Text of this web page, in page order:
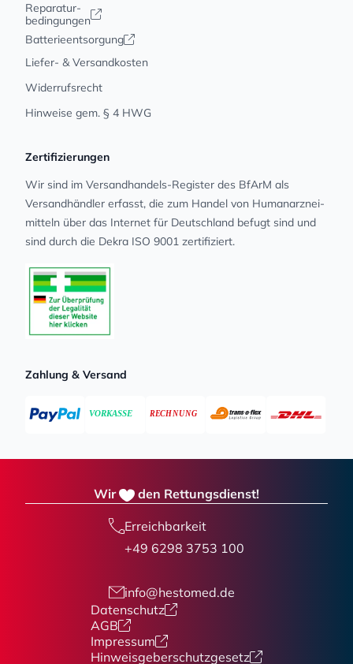
Reparatur-
bedingungen
Batterieentsorgung
Liefer- & Versandkosten
Widerrufsrecht
Hinweise gem. § 4 HWG
Zertifizierungen
Wir sind im Versandhandels-Register des BfArM als
Versandhändler erfasst, die zum Handel von Human­arz­nei­
mit­teln über das Internet für Deutschland befugt sind und
sind durch die Dekra ISO 9001 zertifiziert.
Zahlung & Versand
Wir den Rettungsdienst!
Erreichbarkeit
+49 6298 3753 100
info@hestomed.de
Datenschutz
AGB
Impressum
Hinweisgeberschutzgesetz